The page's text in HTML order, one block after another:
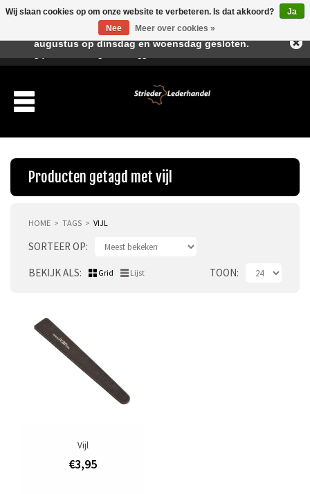
Aanbiedingen
Producten getagd met vijl
HOME TAGS VIJL
SORTEER OP
BEKIJK ALS
Grid Lijst TOON
Vijl
€3,95
Wij slaan cookies op om onze website te verbeteren. Is dat akkoord?
Ja
Nee
Meer over cookies »
Beste klant, I.v.m. de vakantieperiode zijn wij in juli en
augustus op dinsdag en woensdag gesloten.